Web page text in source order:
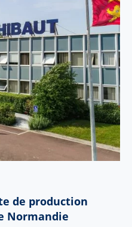
de production
Normandie